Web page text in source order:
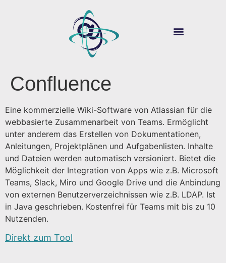
Confluence
Eine kommerzielle Wiki-Software von Atlassian für die
webbasierte Zusammenarbeit von Teams. Ermöglicht
unter anderem das Erstellen von Dokumentationen,
Anleitungen, Projektplänen und Aufgabenlisten. Inhalte
und Dateien werden automatisch versioniert. Bietet die
Möglichkeit der Integration von Apps wie z.B. Microsoft
Teams, Slack, Miro und Google Drive und die Anbindung
von externen Benutzerverzeichnissen wie z.B. LDAP. Ist
in Java geschrieben. Kostenfrei für Teams mit bis zu 10
Nutzenden.
Direkt zum Tool